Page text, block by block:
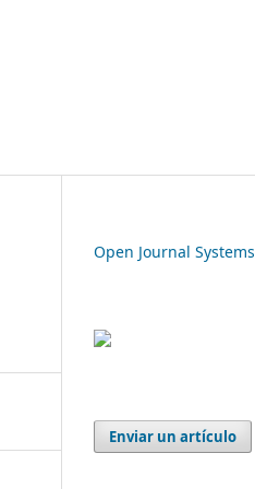
Open Journal Systems
Enviar un artículo